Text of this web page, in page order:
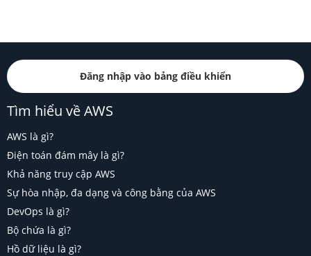
Đăng nhập vào bảng điều khiển
Tìm hiểu về AWS
AWS là gì?
Điện toán đám mây là gì?
Khả năng truy cập AWS
Sự hòa nhập, đa dạng và công bằng của AWS
DevOps là gì?
Bộ chứa là gì?
Hồ dữ liệu là gì?